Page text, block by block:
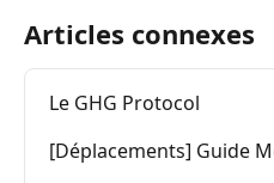
Articles connexes
Le GHG Protocol
[Déplacements] Guide